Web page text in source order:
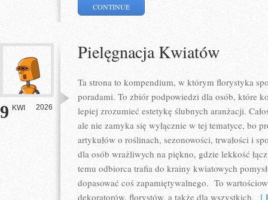
CONTINUE
9 KWI 2026
Pielęgnacja Kwiatów
Ta strona to kompendium, w którym florystyka
poradami. To zbiór podpowiedzi dla osób, które
lepiej zrozumieć estetykę ślubnych aranżacji.
ale nie zamyka się wyłącznie w tej tematyce, bo
artykułów o roślinach, sezonowości, trwałości i
dla osób wrażliwych na piękno, gdzie lekkość
temu odbiorca trafia do krainy kwiatowych
dopasować coś zapamiętywalnego. To
dekoratorów, florystów, a także dla wszystkich, [